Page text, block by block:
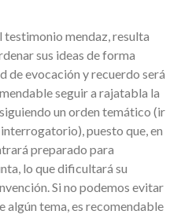
testimonio mendaz, resulta
sus ideas de forma
de evocación y recuerdo será
seguir a rajatabla la
un orden temático (ir
puesto que, en
preparado para
lo que dificultará su
Si no podemos evitar
tema, es recomendable